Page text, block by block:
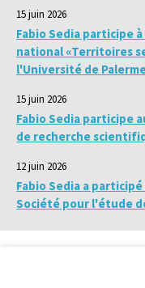
15 juin 2026
Fabio Sedia participe
national «Territoires
l'Université de
15 juin 2026
Fabio Sedia participe
de recherche
12 juin 2026
Fabio Sedia a
Société pour l'étude